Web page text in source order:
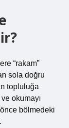
“rakam”
sola doğru
topluluğa
okumayı
bölmedeki